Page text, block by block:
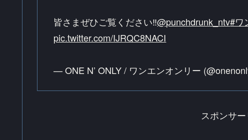
皆さまぜひご覧ください‼️@punchdrunk_ntv#ワ
pic.twitter.com/IJRQC8NACI
— ONE N’ ONLY / ワンエンオンリー
スポンサ